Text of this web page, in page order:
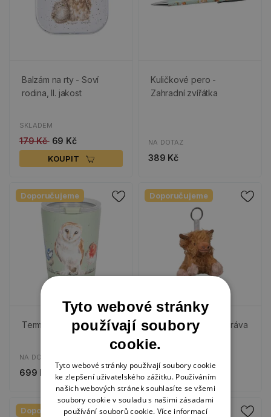
Balzám na rty - Soví
rodina, II. jakost
SKLADEM
179 Kč 69 Kč
KOUPIT
Kuličkové pero -
Zahradní zvířátka
NA DOTAZ
389 Kč
Doporučujeme
Termohrnek - Ptáčci
NA DOTAZ
699 Kč
Doporučujeme
Plyšový přívěsek - Kráva
499 Kč
Doporučujeme Doporučujeme
Tyto webové stránky
používají soubory
cookie.
Tyto webové stránky používají soubory cookie
ke zlepšení uživatelského zážitku. Používáním
našich webových stránek souhlasíte se všemi
soubory cookie v souladu s našimi zásadami
používání souborů cookie. Více informací